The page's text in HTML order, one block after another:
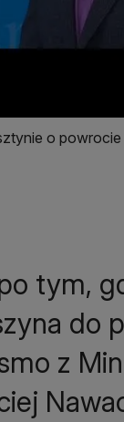
o
tym,
do
z